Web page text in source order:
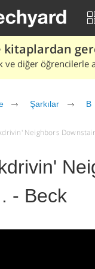
kitaplardan
ve diğer öğrencilerle
Şarkılar B
Neighbors
- Beck